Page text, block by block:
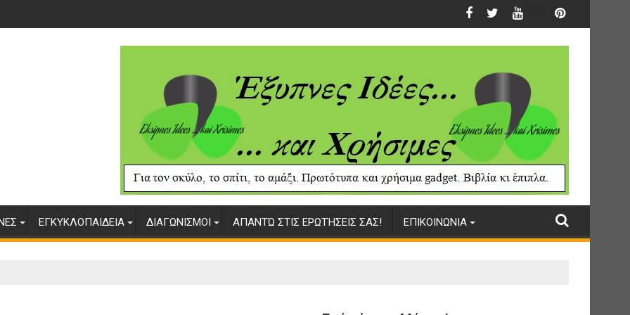
ΕΓΚΥΚΛΟΠΑΙΔΕΙΑ ΔΙΑΓΩΝΙΣΜΟΙ ΑΠΑΝΤΏ ΣΤΙΣ ΕΡΩΤΉΣΕΙΣ ΣΑΣ! ΕΠΙΚΟΙΝΩΝΙΑ